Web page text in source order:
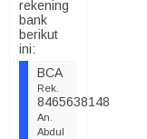
rekening
bank
berikut
ini:
BCA
Rek.
8465638148
An.
Abdul